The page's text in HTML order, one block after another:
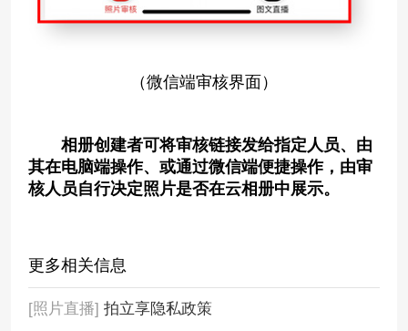
（微信端审核界面）
相册创建者可将审核链接发给指定人员、由
其在电脑端操作、或通过微信端便捷操作，由审
核人员自行决定照片是否在云相册中展示。
更多相关信息
[照片直播] 拍立享隐私政策